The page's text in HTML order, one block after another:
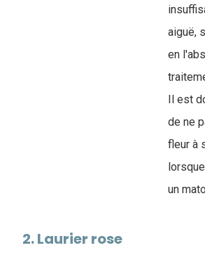
aiguë,
en
Il est
de ne
fleur à
un
2. Laurier rose